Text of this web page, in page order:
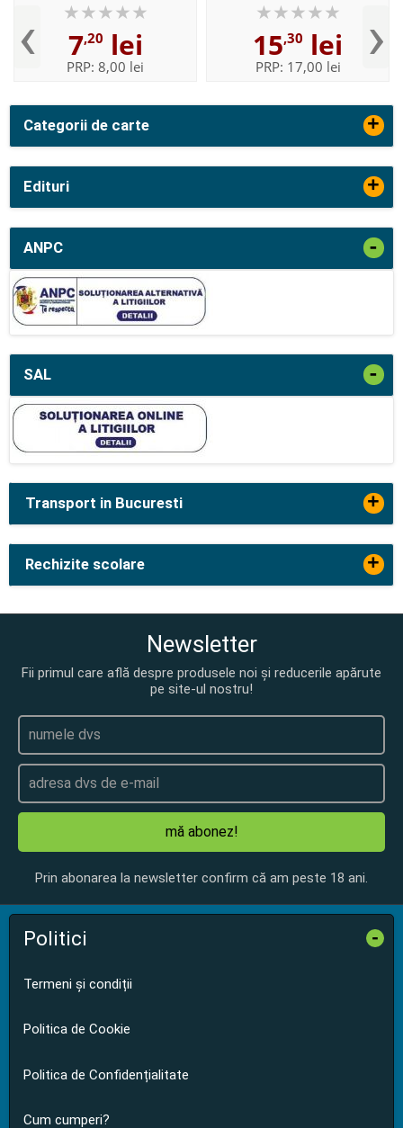
Categorii de carte +
Edituri +
ANPC -
SAL -
‹ 7,20 lei
PRP: 8,00 lei
15,30 lei
PRP: 17,00 lei ›
Transport in Bucuresti +
Rechizite scolare +
Newsletter
Fii primul care află despre produsele noi și reducerile apărute
pe site-ul nostru!
mă abonez!
Prin abonarea la newsletter confirm că am peste 18 ani.
Politici -
Termeni și condiții
Politica de Cookie
Politica de Confidențialitate
Cum cumperi?